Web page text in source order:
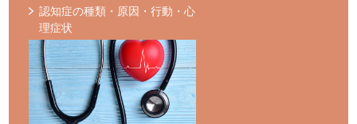
認知症の種類・原因・行動・心
理症状